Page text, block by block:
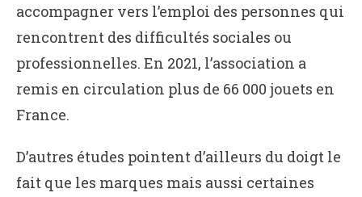
accompagner vers l’emploi des personnes qui
rencontrent des difficultés sociales ou
professionnelles. En 2021, l’association a
remis en circulation plus de 66 000 jouets en
France.
D’autres études pointent d’ailleurs du doigt le
fait que les marques mais aussi certaines